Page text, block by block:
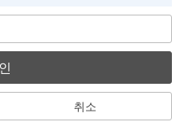
취소